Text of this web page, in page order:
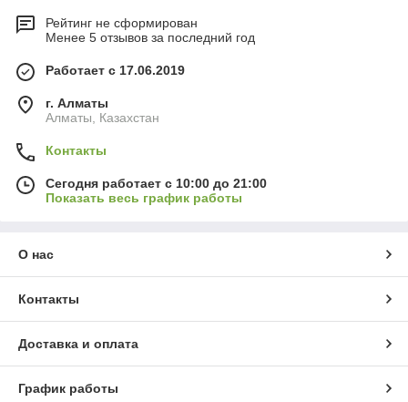
Рейтинг не сформирован
Менее 5 отзывов за последний год
Работает с 17.06.2019
г. Алматы
Алматы, Казахстан
Контакты
Сегодня работает с 10:00 до 21:00
Показать весь график работы
О нас
Контакты
Доставка и оплата
График работы